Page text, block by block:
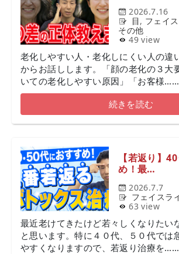
2026.7.16
目, フェイ
その他
49 view
老化しやすい人・老化しにくい人の違
からお話しします。「顔の老化の３大
いての老化しやすい原因」「お客様……
続きを読む
【若返り】
め！最…
2026.7.7
フェイスラ
63 view
最近老けてきたけど若々しくなりたい
と思います。特に４０代、５０代では
やすくなりますので、若返り治療を……